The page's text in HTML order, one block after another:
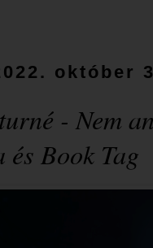
október
- Nem
Book Tag